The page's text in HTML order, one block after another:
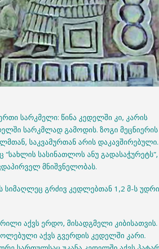
სარკმელი: წინა კედელში კი, კარის
სარკმლად გამოდის. ზოგი მეცნიერის
საკვამურთან არის დაკავშირებული.
სასინათლოს ანუ გადასაჭურეტს”,
მნიშვნელობას.
გრძივ კედლებთან 1,2 მ-ს
აქვს ერდო, მისადგმელი კიბისათვის.
აქვს გვერდის კედელში კარი.